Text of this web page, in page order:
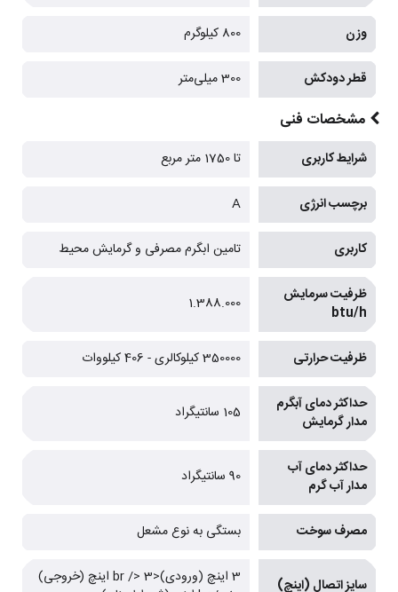
وزن 800 کیلوگرم
قطر دودکش 300 میلی‌متر
مشخصات فنی
شرایط کاربری تا 1750 متر مربع
برچسب انرژی A
کاربری تامین ابگرم مصرفی و گرمایش محیط
ظرفیت سرمایش
btu/h
1.388.000
ظرفیت حرارتی 350000 کیلوکالری - 406 کیلووات
حداکثر دمای آبگرم
مدار گرمایش
105 سانتیگراد
حداکثر دمای آب
مدار آب گرم
90 سانتیگراد
مصرف سوخت بستگی به نوع مشعل
سایز اتصال (اینچ)
3 اینچ (ورودی)<br /> 3 اینچ (خروجی)